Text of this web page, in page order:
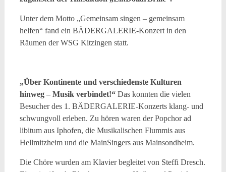
Unter dem Motto „Gemeinsam singen – gemeinsam
helfen“ fand ein BÄDERGALERIE-Konzert in den
Räumen der WSG Kitzingen statt.
„Über Kontinente und verschiedenste Kulturen
hinweg – Musik verbindet!“ Das konnten die vielen
Besucher des 1. BÄDERGALERIE-Konzerts klang- und
schwungvoll erleben. Zu hören waren der Popchor ad
libitum aus Iphofen, die Musikalischen Flummis aus
Hellmitzheim und die MainSingers aus Mainsondheim.
Die Chöre wurden am Klavier begleitet von Steffi Dresch.